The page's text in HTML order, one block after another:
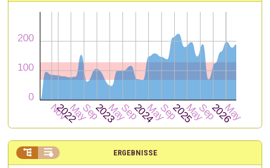
ERGEBNISSE
 